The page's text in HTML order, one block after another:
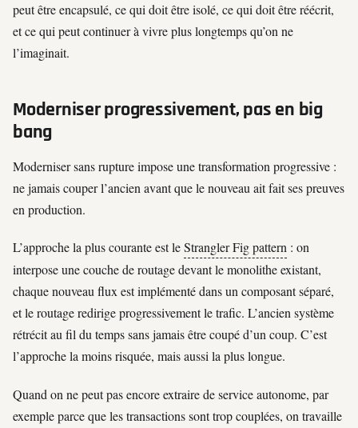
peut être encapsulé, ce qui doit être isolé, ce qui doit être réécrit,
et ce qui peut continuer à vivre plus longtemps qu’on ne
l’imaginait.
Moderniser progressivement, pas en big
bang
Moderniser sans rupture impose une transformation progressive :
ne jamais couper l’ancien avant que le nouveau ait fait ses preuves
en production.
L’approche la plus courante est leStrangler Fig pattern : on
interpose une couche de routage devant le monolithe existant,
chaque nouveau flux est implémenté dans un composant séparé,
et le routage redirige progressivement le trafic. L’ancien système
rétrécit au fil du temps sans jamais être coupé d’un coup. C’est
l’approche la moins risquée, mais aussi la plus longue.
Quand on ne peut pas encore extraire de service autonome, par
exemple parce que les transactions sont trop couplées, on travaille